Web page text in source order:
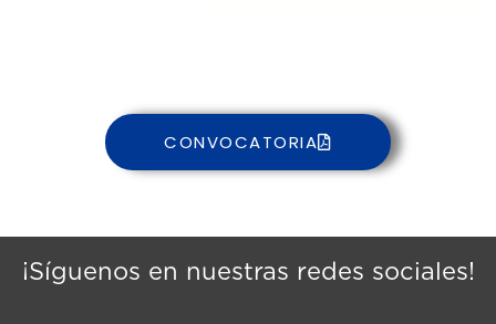
CONVOCATORIA
¡Síguenos en nuestras redes sociales!